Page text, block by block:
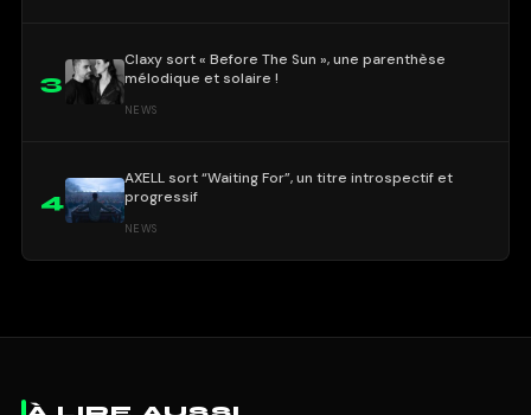
3
Claxy sort « Before The Sun », une parenthèse
mélodique et solaire !
NEWS
4
AXELL sort “Waiting For”, un titre introspectif et
progressif
NEWS